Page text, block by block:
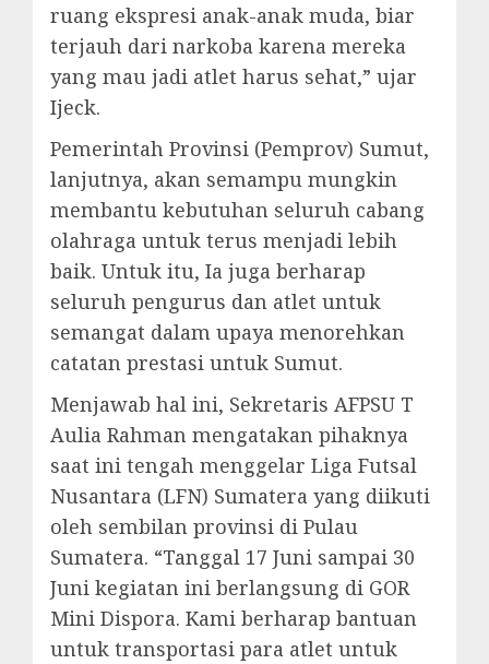
ruang ekspresi anak-anak muda, biar
terjauh dari narkoba karena mereka
yang mau jadi atlet harus sehat,” ujar
Ijeck.
Pemerintah Provinsi (Pemprov) Sumut,
lanjutnya, akan semampu mungkin
membantu kebutuhan seluruh cabang
olahraga untuk terus menjadi lebih
baik. Untuk itu, Ia juga berharap
seluruh pengurus dan atlet untuk
semangat dalam upaya menorehkan
catatan prestasi untuk Sumut.
Menjawab hal ini, Sekretaris AFPSU T
Aulia Rahman mengatakan pihaknya
saat ini tengah menggelar Liga Futsal
Nusantara (LFN) Sumatera yang diikuti
oleh sembilan provinsi di Pulau
Sumatera. “Tanggal 17 Juni sampai 30
Juni kegiatan ini berlangsung di GOR
Mini Dispora. Kami berharap bantuan
untuk transportasi para atlet untuk